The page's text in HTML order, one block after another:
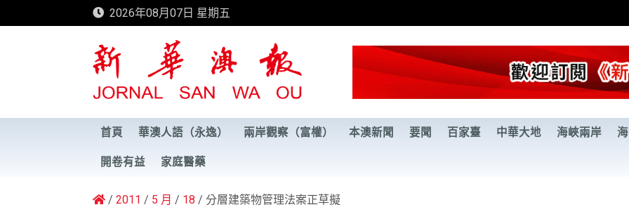
to
2026年08月07日 星期五
新華澳報
首頁 華澳人語（永逸） 兩岸觀察（富權） 本澳新聞 要聞 百家臺 中華大地 海峽兩岸
開卷有益 家庭醫藥
2011 5 月 18 分層建築物管理法案正草擬